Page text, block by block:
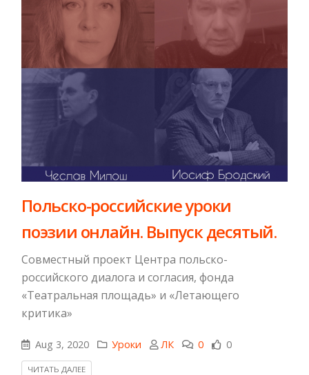
Польско-российские уроки
поэзии онлайн. Выпуск десятый.
Совместный проект Центра польско-
российского диалога и согласия, фонда
«Театральная площадь» и «Летающего
критика»
Aug 3, 2020 Уроки ЛК 0 0
ЧИТАТЬ ДАЛЕЕ